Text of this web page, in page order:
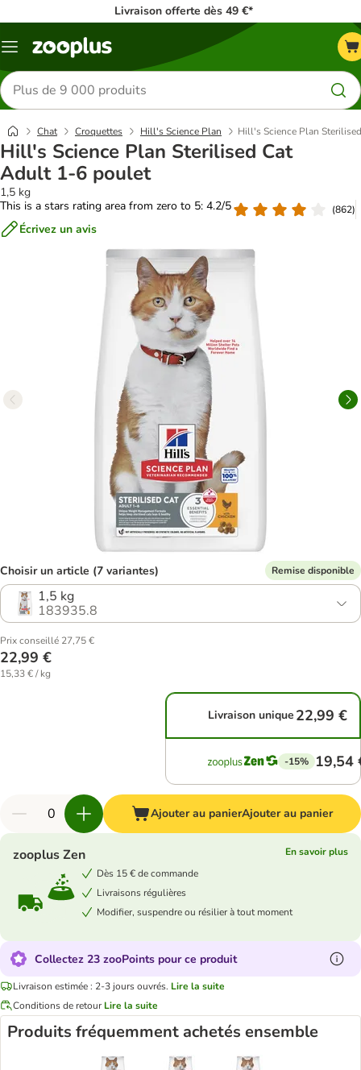
Livraison offerte dès 49 €*
Menu
Rechercher
des
produits
Chat Croquettes Hill's Science Plan Hill's Science Plan
Hill's Science Plan Sterilised Cat
Adult 1-6 poulet
1,5 kg
This is a stars rating area from zero to 5: 4.2/5
(862)
Écrivez un avis
Choisir un article (7 variantes) Remise disponible
1,5 kg
183935.8
Prix conseillé 27,75 €
22,99 €
15,33 € / kg
Livraison unique 22,99 €
-15% 19,54
Ajouter au panierAjouter au panier
zooplus Zen
En savoir plus
Dès 15 € de commande
Livraisons régulières
Modifier, suspendre ou résilier à tout moment
Collectez 23 zooPoints pour ce produit
Livraison estimée : 2-3 jours ouvrés. Lire la suite
Conditions de retour Lire la suite
Produits fréquemment achetés ensemble